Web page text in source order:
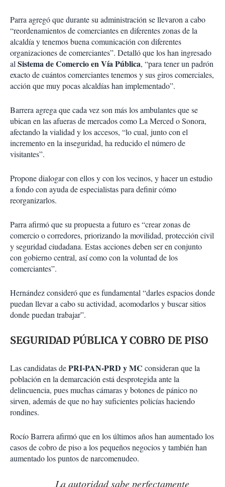
Parra agregó que durante su administración se llevaron a cabo
“reordenamientos de comerciantes en diferentes zonas de la
alcaldía y tenemos buena comunicación con diferentes
organizaciones de comerciantes”. Detalló que los han ingresado
alSistema de Comercio en Vía Pública, “para tener un padrón
exacto de cuántos comerciantes tenemos y sus giros comerciales,
acción que muy pocas alcaldías han implementado”.
Barrera agrega que cada vez son más los ambulantes que se
ubican en las afueras de mercados como La Merced o Sonora,
afectando la vialidad y los accesos, “lo cual, junto con el
incremento en la inseguridad, ha reducido el número de
visitantes”.
Propone dialogar con ellos y con los vecinos, y hacer un estudio
a fondo con ayuda de especialistas para definir cómo
reorganizarlos.
Parra afirmó que su propuesta a futuro es “crear zonas de
comercio o corredores, priorizando la movilidad, protección civil
y seguridad ciudadana. Estas acciones deben ser en conjunto
con gobierno central, así como con la voluntad de los
comerciantes”.
Hernández consideró que es fundamental “darles espacios donde
puedan llevar a cabo su actividad, acomodarlos y buscar sitios
donde puedan trabajar”.
SEGURIDAD PÚBLICA Y COBRO DE PISO
Las candidatas dePRI-PAN-PRD y MC consideran que la
población en la demarcación está desprotegida ante la
delincuencia, pues muchas cámaras y botones de pánico no
sirven, además de que no hay suficientes policías haciendo
rondines.
Rocío Barrera afirmó que en los últimos años han aumentado los
casos de cobro de piso a los pequeños negocios y también han
aumentado los puntos de narcomenudeo.
La autoridad sabe perfectamente